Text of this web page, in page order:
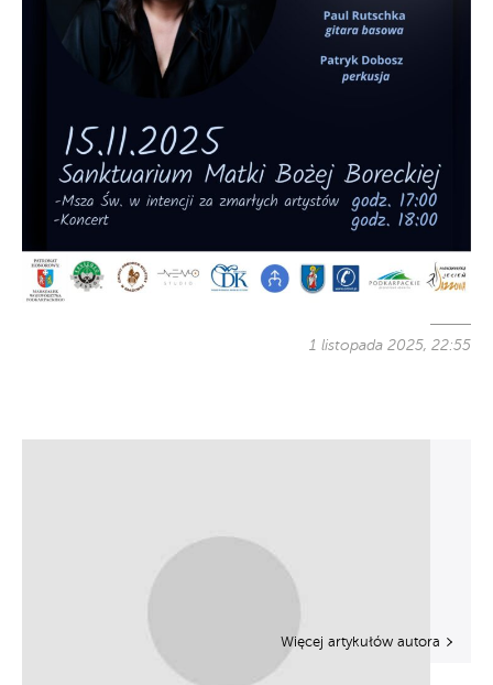
1 listopada 2025, 22:55
Więcej artykułów autora